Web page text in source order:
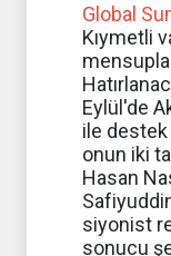
Global
Kıymetli
Eylül'de
ile destek
onun iki
Hasan
siyonist
sonucu